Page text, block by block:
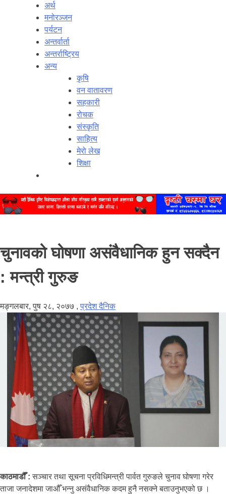
अर्थ
मनोरञ्‍जन
पर्यटन
अन्तर्वार्ता
अन्तर्राष्‍ट्रिय
अन्य
कृषि
वन वातावरण
सहकारी
रोचक
संस्कृति
साहित्य
मेरो लेख
शिक्षा
चुनावको घोषणा असंवैधानिक हुन सक्दैन
: मन्त्री गुरुङ
मङ्गलबार, पुष २८, २०७७ ,प्रदेश दैनिक
काठमाडौँ : सञ्चार तथा सूचना प्रविधिमन्त्री पार्वत गुरुङले चुनाव घोषणा गरेर
ताजा जनादेशमा जाऔँ भन्नु असंवैधानिक कदम हुनै नसक्ने बताउनुभएको छ ।